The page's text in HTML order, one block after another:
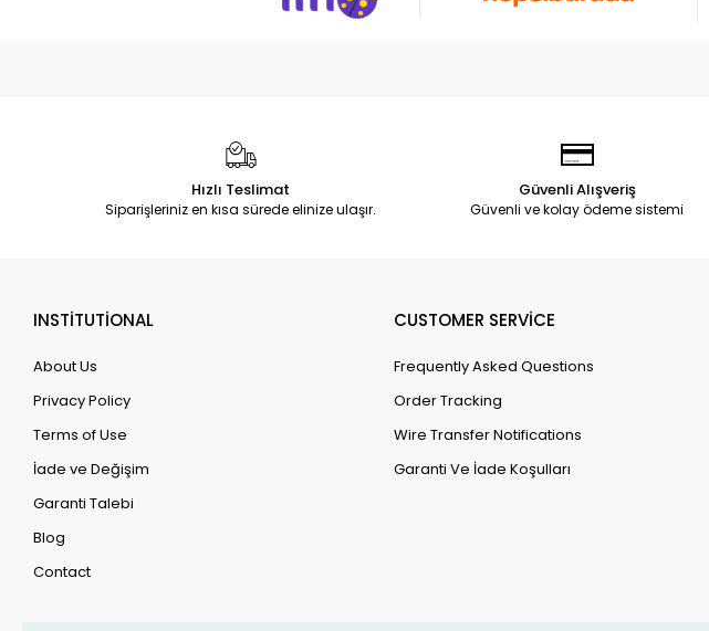
Hızlı Teslimat
Siparişleriniz en kısa sürede elinize ulaşır.
Güvenli Alışveriş
Güvenli ve kolay ödeme sistemi
INSTİTUTİONAL
About Us
Privacy Policy
Terms of Use
İade ve Değişim
Garanti Talebi
Blog
Contact
CUSTOMER SERVİCE
Frequently Asked Questions
Order Tracking
Wire Transfer Notifications
Garanti Ve İade Koşulları